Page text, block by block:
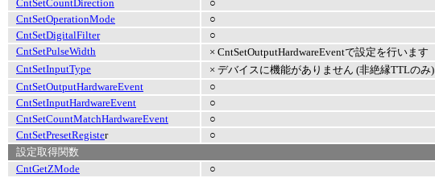
CntSetCountDirection
○
CntSetOperationMode
○
CntSetDigitalFilter
○
CntSetPulseWidth
× CntSetOutputHardwareEventで設定を行います
CntSetInputType
× デバイスに機能がありません (非絶縁TTLのみ)
CntSetOutputHardwareEvent
○
CntSetInputHardwareEvent
○
CntSetCountMatchHardwareEvent
○
CntSetPresetRegister
○
設定取得関数
CntGetZMode
○